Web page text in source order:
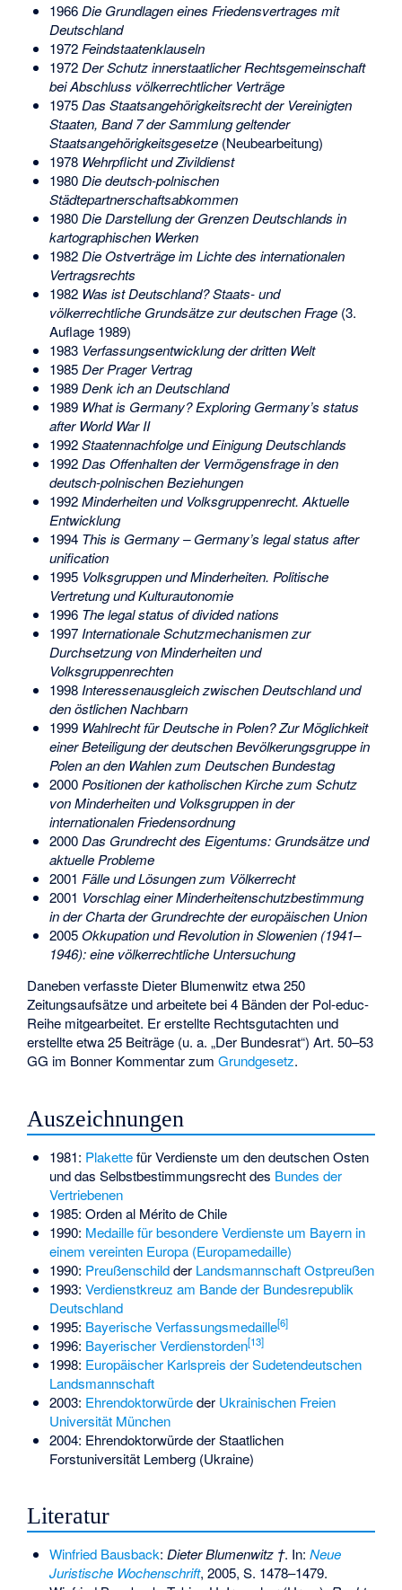
1966Die Grundlagen eines Friedensvertrages mit
Deutschland
1972Feindstaatenklauseln
1972Der Schutz innerstaatlicher Rechtsgemeinschaft
bei Abschluss völkerrechtlicher Verträge
1975Das Staatsangehörigkeitsrecht der Vereinigten
Staaten, Band 7 der Sammlung geltender
Staatsangehörigkeitsgesetze(Neubearbeitung)
1978 Wehrpflicht und Zivildienst
1980Die deutsch-polnischen
Städtepartnerschaftsabkommen
1980Die Darstellung der Grenzen Deutschlands in
kartographischen Werken
1982Die Ostverträge im Lichte des internationalen
Vertragsrechts
1982 Was ist Deutschland? Staats- und
völkerrechtliche Grundsätze zur deutschen Frage(3.
Auflage 1989)
1983 Verfassungsentwicklung der dritten Welt
1985Der Prager Vertrag
1989Denk ich an Deutschland
1989 What is Germany? Exploring Germany’s status
after World War II
1992Staatennachfolge und Einigung Deutschlands
1992Das Offenhalten der Vermögensfrage in den
deutsch-polnischen Beziehungen
1992Minderheiten und Volksgruppenrecht. Aktuelle
Entwicklung
1994 This is Germany – Germany’s legal status after
unification
1995 Volksgruppen und Minderheiten. Politische
Vertretung und Kulturautonomie
1996 The legal status of divided nations
1997Internationale Schutzmechanismen zur
Durchsetzung von Minderheiten und
Volksgruppenrechten
1998Interessenausgleich zwischen Deutschland und
den östlichen Nachbarn
1999 Wahlrecht für Deutsche in Polen? Zur Möglichkeit
einer Beteiligung der deutschen Bevölkerungsgruppe in
Polen an den Wahlen zum Deutschen Bundestag
2000Positionen der katholischen Kirche zum Schutz
von Minderheiten und Volksgruppen in der
internationalen Friedensordnung
2000Das Grundrecht des Eigentums: Grundsätze und
aktuelle Probleme
2001 Fälle und Lösungen zum Völkerrecht
2001 Vorschlag einer Minderheitenschutzbestimmung
in der Charta der Grundrechte der europäischen Union
2005Okkupation und Revolution in Slowenien (1941–
1946): eine völkerrechtliche Untersuchung
Daneben verfasste Dieter Blumenwitz etwa 250
Zeitungsaufsätze und arbeitete bei 4 Bänden der Pol-educ-
Reihe mitgearbeitet. Er erstellte Rechtsgutachten und
erstellte etwa 25 Beiträge (u. a. „Der Bundesrat“) Art. 50–53
GG im Bonner Kommentar zumGrundgesetz.
Auszeichnungen
1981: Plakettefür Verdienste um den deutschen Osten
und das Selbstbestimmungsrecht des Bundes der
Vertriebenen
1985: Orden al Mérito de Chile
1990: Medaille für besondere Verdienste um Bayern in
einem vereinten Europa (Europamedaille)
1990: Preußenschildder Landsmannschaft Ostpreußen
1993: Verdienstkreuz am Bande der Bundesrepublik
Deutschland
1995: Bayerische Verfassungsmedaille[6]
1996: Bayerischer Verdienstorden[13]
1998: Europäischer Karlspreis der Sudetendeutschen
Landsmannschaft
2003: Ehrendoktorwürdeder Ukrainischen Freien
Universität München
2004: Ehrendoktorwürde der Staatlichen
Forstuniversität Lemberg (Ukraine)
Literatur
Winfried Bausback: Dieter Blumenwitz †. In: Neue
Juristische Wochenschrift, 2005, S. 1478–1479.